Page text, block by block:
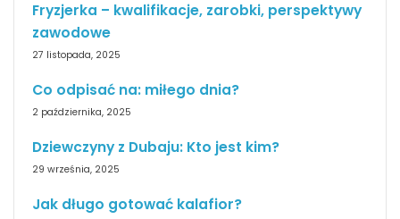
Fryzjerka – kwalifikacje, zarobki, perspektywy
zawodowe
27 listopada, 2025
Co odpisać na: miłego dnia?
2 października, 2025
Dziewczyny z Dubaju: Kto jest kim?
29 września, 2025
Jak długo gotować kalafior?